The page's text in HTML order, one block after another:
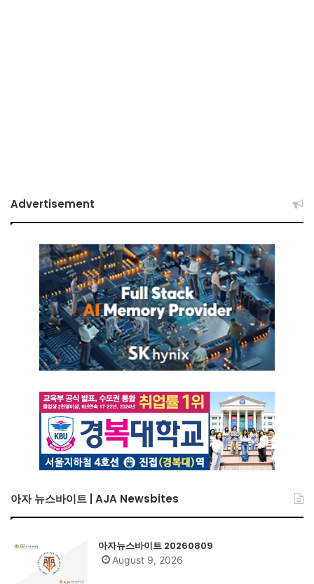
Advertisement
아자 뉴스바이트 | AJA Newsbites
아자뉴스바이트 20260809
August 9, 2026